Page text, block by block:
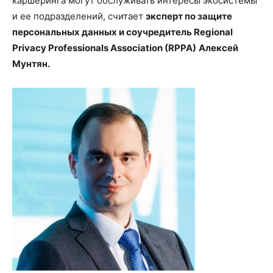
и ее подразделений, считает эксперт по защите
персональных данных и соучредитель Regional
Privacy Professionals Association (RPPA) Алексей
Мунтян.